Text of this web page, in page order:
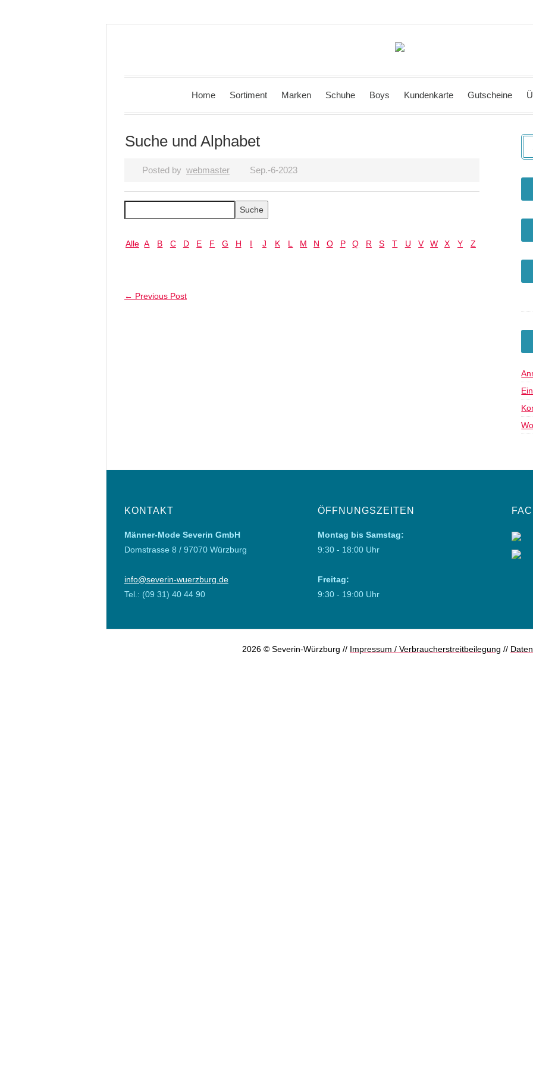
Home Sortiment Marken Schuhe Boys Kundenkarte Gutscheine
Suche und Alphabet
Posted by webmaster Sep.-6-2023
Alle A B C D E F G H I J K L M N O P Q R S T U V W X Y Z
← Previous Post
KONTAKT
Männer-Mode Severin GmbH
Domstrasse 8 / 97070 Würzburg
info@severin-wuerzburg.de
Tel.: (09 31) 40 44 90
ÖFFNUNGSZEITEN
Montag bis Samstag:
9:30 - 18:00 Uhr
Freitag:
9:30 - 19:00 Uhr
2026 © Severin-Würzburg // Impressum / Verbraucherstreitbeilegung //